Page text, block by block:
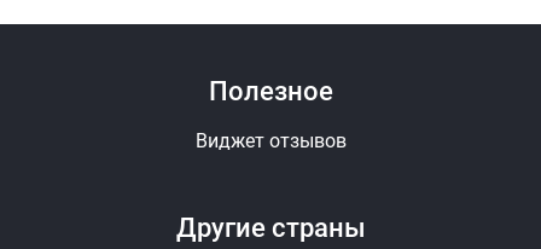
Другие страны
Полезное
Виджет отзывов